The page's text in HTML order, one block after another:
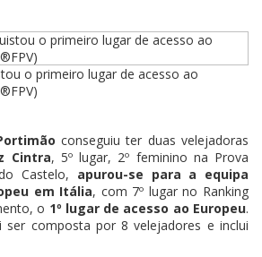
o primeiro lugar de acesso ao
conseguiu ter duas velejadoras
Cintra, 5º lugar, 2º feminino na Prova
Castelo, apurou-se para a equipa
em Itália, com 7º lugar no Ranking
o 1º lugar de acesso ao Europeu.
ser composta por 8 velejadores e inclui